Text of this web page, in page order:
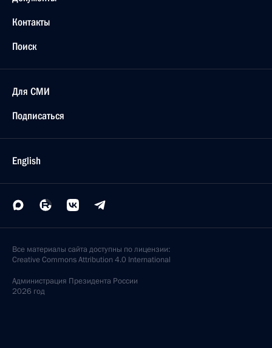
Телефонный разговор с Президентом
Азербайджана Ильхамом Алиевым
8 апреля 2021 года, 18:20
Телефонный разговор с Президентом
Телефонные разговоры с Президентом
Азербайджана Ильхамом Алиевым и Премьер-
министром Армении Николом Пашиняном
Телефонный разговор с Президентом
Азербайджана Ильхамом Алиевым